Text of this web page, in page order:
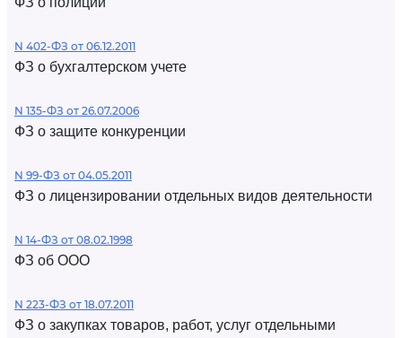
N 402-ФЗ от 06.12.2011
ФЗ о бухгалтерском учете
N 135-ФЗ от 26.07.2006
ФЗ о защите конкуренции
N 99-ФЗ от 04.05.2011
ФЗ о лицензировании отдельных видов деятельности
N 14-ФЗ от 08.02.1998
ФЗ об ООО
N 223-ФЗ от 18.07.2011
ФЗ о закупках товаров, работ, услуг отдельными